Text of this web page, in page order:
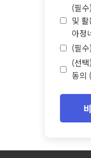
(필
및
아정
(필
(선
동의